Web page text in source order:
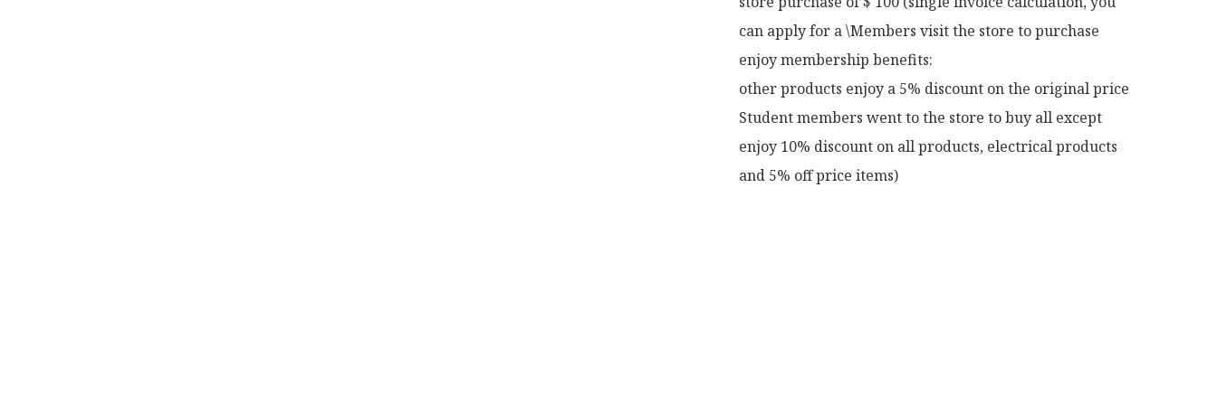
can apply for a \Members visit the store to purchase
enjoy membership benefits:
other products enjoy a 5% discount on the original price
Student members went to the store to buy all except
enjoy 10% discount on all products, electrical products
and 5% off price items)